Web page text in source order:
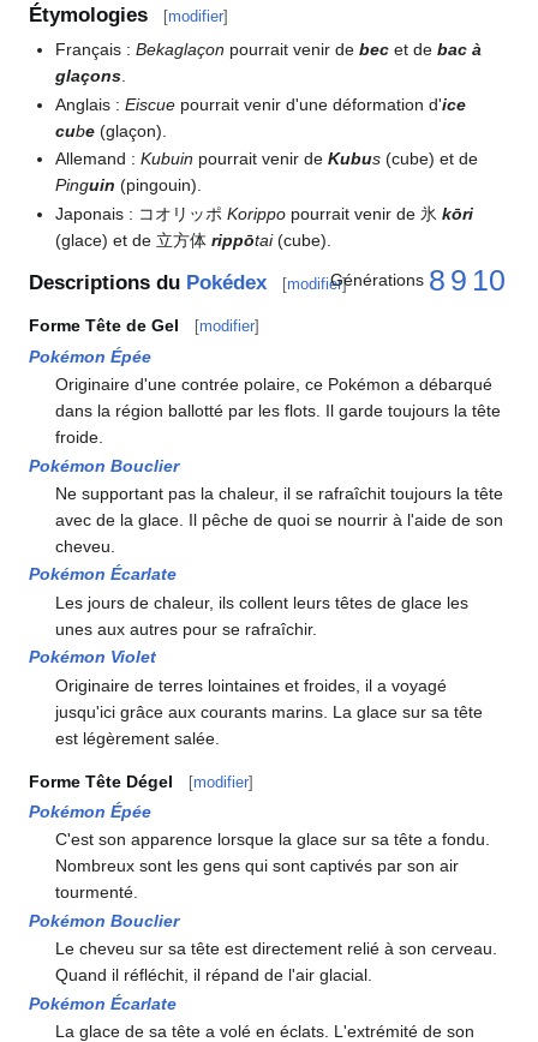
Étymologies [modifier]
Français :Bekaglaçon pourrait venir debec et debac à
glaçons.
Anglais :Eiscue pourrait venir d'une déformation d'ice
cube (glaçon).
Allemand :Kubuin pourrait venir deKubus (cube) et de
Pinguin (pingouin).
Japonais : コオリッポKorippo pourrait venir de 氷kōri
(glace) et de 立方体rippōtai(cube).
Descriptions du Pokédex [modifier]
Générations 8 9 10
Forme Tête de Gel [modifier]
Pokémon Épée
Originaire d'une contrée polaire, ce Pokémon a débarqué
dans la région ballotté par les flots. Il garde toujours la tête
froide.
Pokémon Bouclier
Ne supportant pas la chaleur, il se rafraîchit toujours la tête
avec de la glace. Il pêche de quoi se nourrir à l'aide de son
cheveu.
Pokémon Écarlate
Les jours de chaleur, ils collent leurs têtes de glace les
unes aux autres pour se rafraîchir.
Pokémon Violet
Originaire de terres lointaines et froides, il a voyagé
jusqu'ici grâce aux courants marins. La glace sur sa tête
est légèrement salée.
Forme Tête Dégel [modifier]
Pokémon Épée
C'est son apparence lorsque la glace sur sa tête a fondu.
Nombreux sont les gens qui sont captivés par son air
tourmenté.
Pokémon Bouclier
Le cheveu sur sa tête est directement relié à son cerveau.
Quand il réfléchit, il répand de l'air glacial.
Pokémon Écarlate
La glace de sa tête a volé en éclats. L'extrémité de son